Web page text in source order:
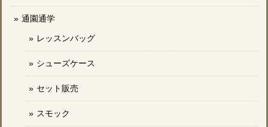
通園通学
レッスンバッグ
シューズケース
セット販売
スモック